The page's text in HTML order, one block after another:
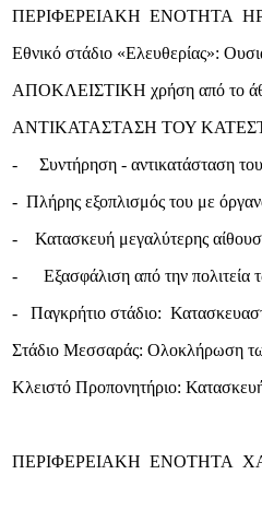
ΠΕΡΙΦΕΡΕΙΑΚΗ ΕΝΟΤΗΤΑ
Εθνικό στάδιο «Ελευθερίας»:
ΑΠΟΚΛΕΙΣΤΙΚΗ χρήση από το
ΑΝΤΙΚΑΤΑΣΤΑΣΗ ΤΟΥ
- Συντήρηση - αντικατάσταση του
- Πλήρης εξοπλισμός του με
- Κατασκευή μεγαλύτερης
- Εξασφάλιση από την πολιτεία
- Παγκρήτιο στάδιο:
Στάδιο Μεσσαράς: Ολοκλήρωση των
Κλειστό Προπονητήριο:
ΠΕΡΙΦΕΡΕΙΑΚΗ ΕΝΟΤΗΤΑ